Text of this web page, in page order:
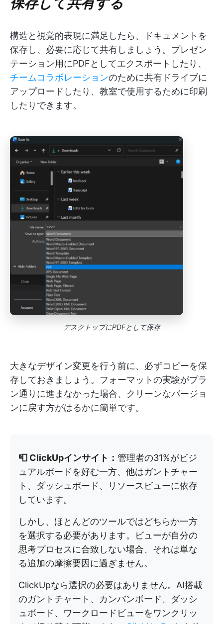
構造と視覚的表現に満足したら、ドキュメントを
保存し、必要に応じて共有しましょう。プレゼン
テーション用にPDFとしてエクスポートしたり、
チームコラボレーションのために共有ドライブに
アップロードしたり、教室で使用するために印刷
したりできます。
デスクトップにPDFとして保存
大きなデザイン変更を行う前に、必ずコピーを保
存しておきましょう。フォーマットの実験がプラ
ン通りに進まなかった場合、クリーンなバージョ
ンに戻す方がはるかに簡単です。
📮 ClickUpインサイト： 管理者の31%がビジ
ュアルボードを好む一方、他はガントチャー
ト、ダッシュボード、リソースビューに依存
しています。
しかし、ほとんどのツールではどちらか一方
を選択する必要があります。ビューが自分の
思考プロセスに合致しない場合、それは単な
る追加の摩擦要因に過ぎません。
ClickUpなら選択の必要はありません。AI搭載
のガントチャート、カンバンボード、ダッシ
ュボード、ワークロードビューをワンクリッ